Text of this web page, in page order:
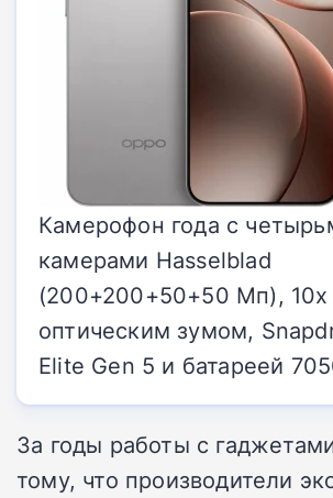
Камерофон года с
камерами Hasselblad
(200+200+50+50 Мп), 10x
оптическим зумом,
Elite Gen 5 и батареей
За годы работы с
тому, что производители